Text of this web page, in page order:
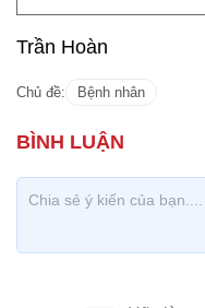
Trần Hoàn
Chủ đề: Bệnh nhân